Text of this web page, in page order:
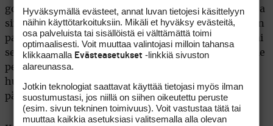
golfarin tarpeeseen. Jos svingi on kehitysvaiheessa, ja
siinä on merkkejä edistymisestä, asiakasta pyydetään
palaamaan asiaan muutaman kuukauden kuluttua tai
seuraavana vuonna. Jos selvästi kehittymässä olevalle
pelaajalle tilataan fitatut mailat, hän ei
huonoimmassa tapauksessa tee niillä parin vuoden
päästä mitään.
Hyväksymällä evästeet, annat luvan tietojesi käsittelyyn
näihin käyttötarkoituksiin. Mikäli et hyväksy evästeitä,
osa palveluista tai sisällöistä ei välttämättä toimi
optimaalisesti. Voit muuttaa valintojasi milloin tahansa
klikkaamalla Evästeasetukset -linkkiä sivuston
alareunassa.
Jotkin teknologiat saattavat käyttää tietojasi myös ilman
suostumustasi, jos niillä on siihen oikeutettu peruste
(esim. sivun tekninen toimivuus). Voit vastustaa tätä tai
muuttaa kaikkia asetuksiasi valitsemalla alla olevan